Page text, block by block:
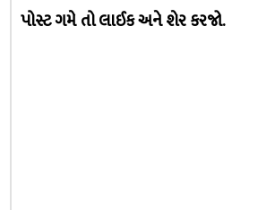
પોસ્ટ ગમે તો લાઈક અને શેર કરજો.